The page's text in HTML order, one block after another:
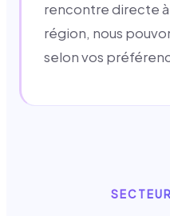
rencontre directe
région, nous
selon vos